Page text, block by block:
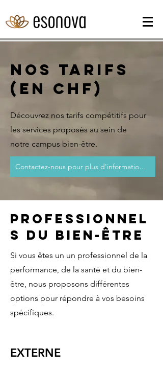
NOS Tarifs
(en CHF)
Découvrez nos tarifs compétitifs pour
les services proposés au sein de
notre campus bien-être.
Contactez-nous pour plus d'information sur les tarifs
Professionnel
s du bien-être
Si vous êtes un un professionnel de la
performance, de la santé et du bien-
être, nous proposons différentes
options pour répondre à vos besoins
spécifiques.
EXTERNE